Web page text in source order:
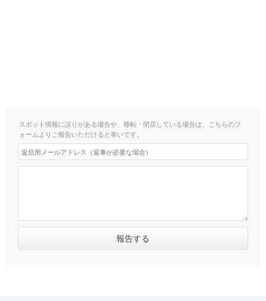
スポット情報に誤りがある場合や、移転・閉店している場合は、こちらのフ
ォームよりご報告いただけると幸いです。